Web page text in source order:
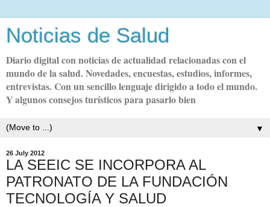
Noticias de Salud
Diario digital con noticias de actualidad relacionadas con el
mundo de la salud. Novedades, encuestas, estudios, informes,
entrevistas. Con un sencillo lenguaje dirigido a todo el mundo.
Y algunos consejos turísticos para pasarlo bien
▼
26 July 2012
LA SEEIC SE INCORPORA AL
PATRONATO DE LA FUNDACIÓN
TECNOLOGÍA Y SALUD